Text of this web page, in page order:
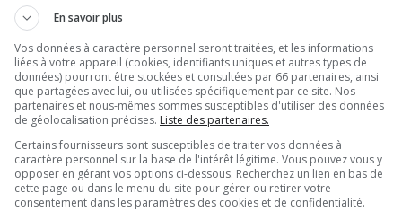
dans le mid
du 07-08-
le mid - Intégral
Intégral du
2026
Maurais Live -
08-2026
En savoir plus
Vos données à caractère personnel seront traitées, et les informations
liées à votre appareil (cookies, identifiants uniques et autres types de
données) pourront être stockées et consultées par 66 partenaires, ainsi
que partagées avec lui, ou utilisées spécifiquement par ce site. Nos
partenaires et nous-mêmes sommes susceptibles d'utiliser des données
de géolocalisation précises. Liste des partenaires.
Certains fournisseurs sont susceptibles de traiter vos données à
caractère personnel sur la base de l'intérêt légitime. Vous pouvez vous y
opposer en gérant vos options ci-dessous. Recherchez un lien en bas de
cette page ou dans le menu du site pour gérer ou retirer votre
consentement dans les paramètres des cookies et de confidentialité.